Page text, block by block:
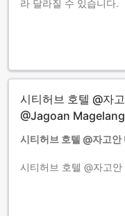
라 달라질 수 있습니다.
반드시 간이침대를 사
12세 이상 투숙객은 성
간이침대 사용 가능 여
가능 인원 정보를 확인
될 수 있습니다.
시티허브 호텔 @자
@Jagoan
시티허브 호텔 @자고
시티허브 호텔 @자고안
2013년에 건축된 시티